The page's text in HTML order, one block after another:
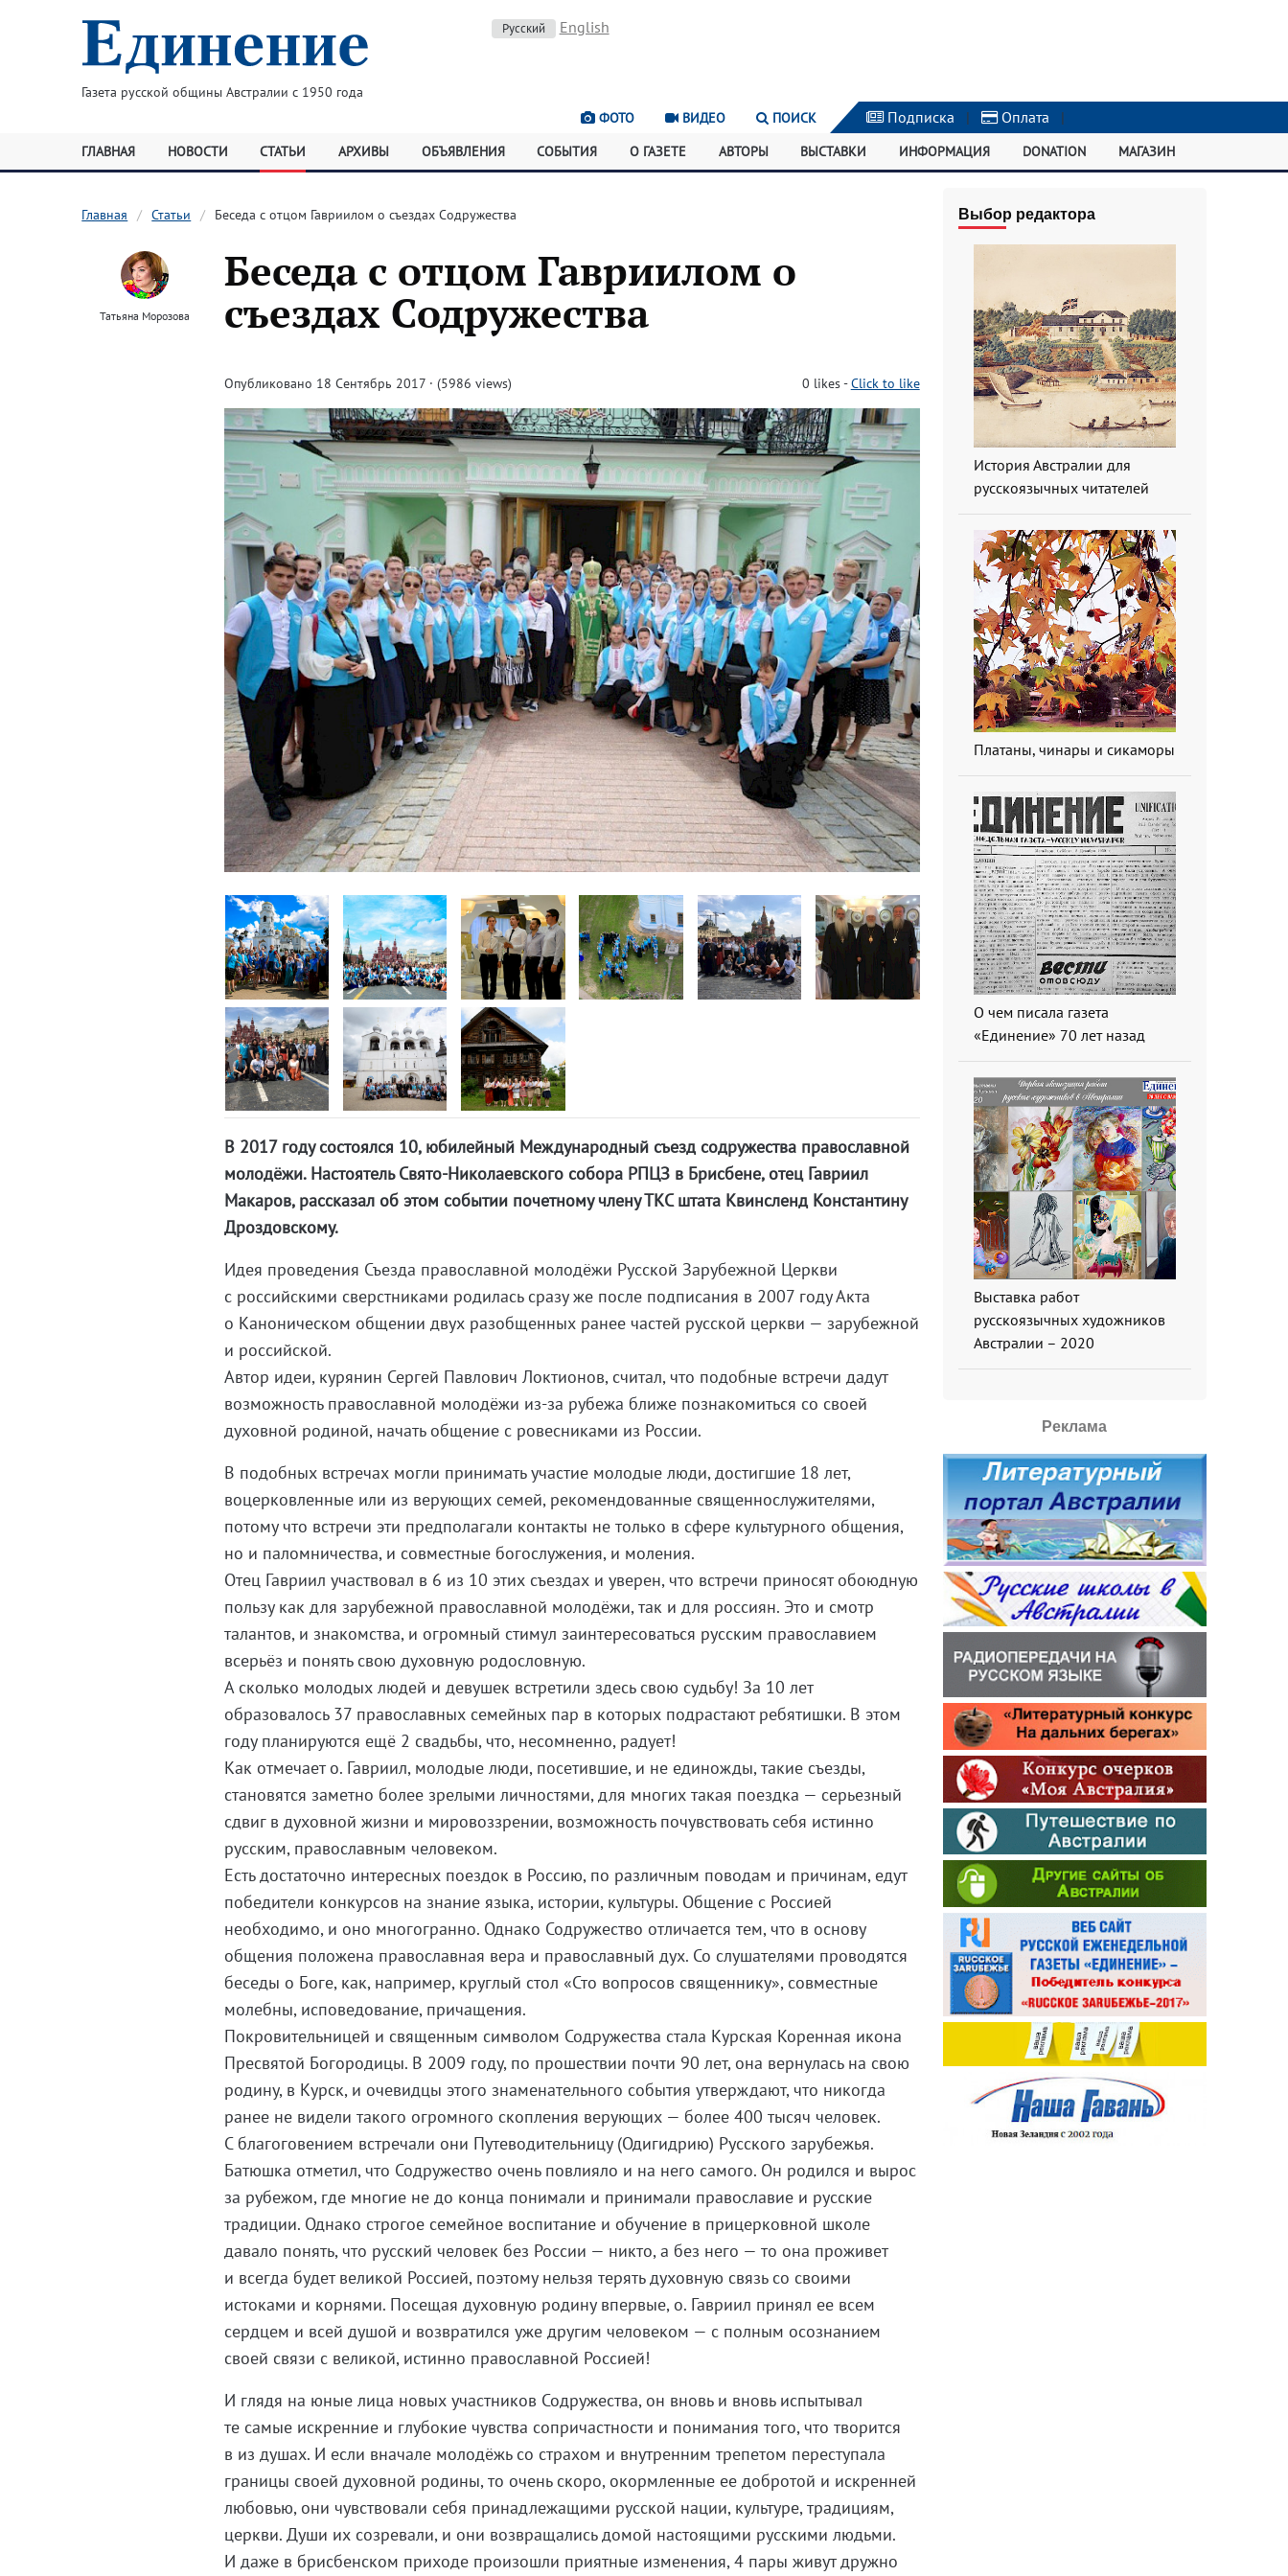
Газета русской общины Австралии с 1950 года
Русский English
ФОТО ВИДЕО ПОИСК Подписка | Оплата |
ГЛАВНАЯ НОВОСТИ СТАТЬИ АРХИВЫ ОБЪЯВЛЕНИЯ СОБЫТИЯ О ГАЗЕТЕ АВТОРЫ ВЫСТАВКИ ИНФОРМАЦИЯ DONATION МАГАЗИН
Главная Статьи Беседа с отцом Гавриилом о cъездах Cодружества
Татьяна Морозова
Беседа с отцом Гавриилом о
cъездах Cодружества
Опубликовано 18 Сентябрь 2017 · (5986 views) 0 likes-Click to like
В 2017 году состоялся 10, юбилейный Международный съезд содружества православной
молодёжи. Настоятель Свято-Николаевского собора РПЦЗ в Брисбене, отец Гавриил
Макаров, рассказал об этом событии почетному члену ТКС штата Квинсленд Константину
Дроздовскому.
Идея проведения Съезда православной молодёжи Русской Зарубежной Церкви
с российскими сверстниками родилась сразу же после подписания в 2007 году Акта
о Каноническом общении двух разобщенных ранее частей русской церкви — зарубежной
и российской.
Автор идеи, курянин Сергей Павлович Локтионов, считал, что подобные встречи дадут
возможность православной молодёжи из-за рубежа ближе познакомиться со своей
духовной родиной, начать общение с ровесниками из России.
В подобных встречах могли принимать участие молодые люди, достигшие 18 лет,
воцерковленные или из верующих семей, рекомендованные священнослужителями,
потому что встречи эти предполагали контакты не только в сфере культурного общения,
но и паломничества, и совместные богослужения, и моления.
Отец Гавриил участвовал в 6 из 10 этих съездах и уверен, что встречи приносят обоюдную
пользу как для зарубежной православной молодёжи, так и для россиян. Это и смотр
талантов, и знакомства, и огромный стимул заинтересоваться русским православием
всерьёз и понять свою духовную родословную.
А сколько молодых людей и девушек встретили здесь свою судьбу! За 10 лет
образовалось 37 православных семейных пар в которых подрастают ребятишки. В этом
году планируются ещё 2 свадьбы, что, несомненно, радует!
Как отмечает о. Гавриил, молодые люди, посетившие, и не единожды, такие съезды,
становятся заметно более зрелыми личностями, для многих такая поездка — серьезный
сдвиг в духовной жизни и мировоззрении, возможность почувствовать себя истинно
русским, православным человеком.
Есть достаточно интересных поездок в Россию, по различным поводам и причинам, едут
победители конкурсов на знание языка, истории, культуры. Общение с Россией
необходимо, и оно многогранно. Однако Содружество отличается тем, что в основу
общения положена православная вера и православный дух. Со слушателями проводятся
беседы о Боге, как, например, круглый стол «Сто вопросов священнику», совместные
молебны, исповедование, причащения.
Покровительницей и священным символом Содружества стала Курская Коренная икона
Пресвятой Богородицы. В 2009 году, по прошествии почти 90 лет, она вернулась на свою
родину, в Курск, и очевидцы этого знаменательного события утверждают, что никогда
ранее не видели такого огромного скопления верующих — более 400 тысяч человек.
С благоговением встречали они Путеводительницу (Одигидрию) Русского зарубежья.
Батюшка отметил, что Содружество очень повлияло и на него самого. Он родился и вырос
за рубежом, где многие не до конца понимали и принимали православие и русские
традиции. Однако строгое семейное воспитание и обучение в прицерковной школе
давало понять, что русский человек без России — никто, а без него — то она проживет
и всегда будет великой Россией, поэтому нельзя терять духовную связь со своими
истоками и корнями. Посещая духовную родину впервые, о. Гавриил принял ее всем
сердцем и всей душой и возвратился уже другим человеком — с полным осознанием
своей связи с великой, истинно православной Россией!
И глядя на юные лица новых участников Содружества, он вновь и вновь испытывал
те самые искренние и глубокие чувства сопричастности и понимания того, что творится
в из душах. И если вначале молодёжь со страхом и внутренним трепетом переступала
границы своей духовной родины, то очень скоро, окормленные ее добротой и искренней
любовью, они чувствовали себя принадлежащими русской нации, культуре, традициям,
церкви. Души их созревали, и они возвращались домой настоящими русскими людьми.
И даже в брисбенском приходе произошли приятные изменения, 4 пары живут дружно
Выбор редактора
История Австралии для
русскоязычных читателей
Платаны, чинары и сикаморы
О чем писала газета
«Единение» 70 лет назад
Выставка работ
русскоязычных художников
Австралии – 2020
Реклама